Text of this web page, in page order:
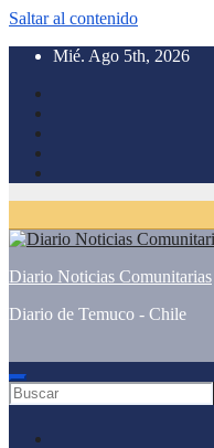
Saltar al contenido
Mié. Ago 5th, 2026
Diario Noticias Comunitarias
Diario de Temuco - Chile